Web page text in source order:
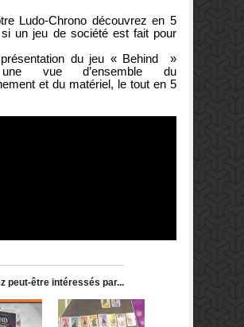
Ludo-Chrono découvrez en 5
un jeu de société est fait pour
du jeu « Behind »
vue d’ensemble du
et du matériel, le tout en 5
peut-être intéressés par...